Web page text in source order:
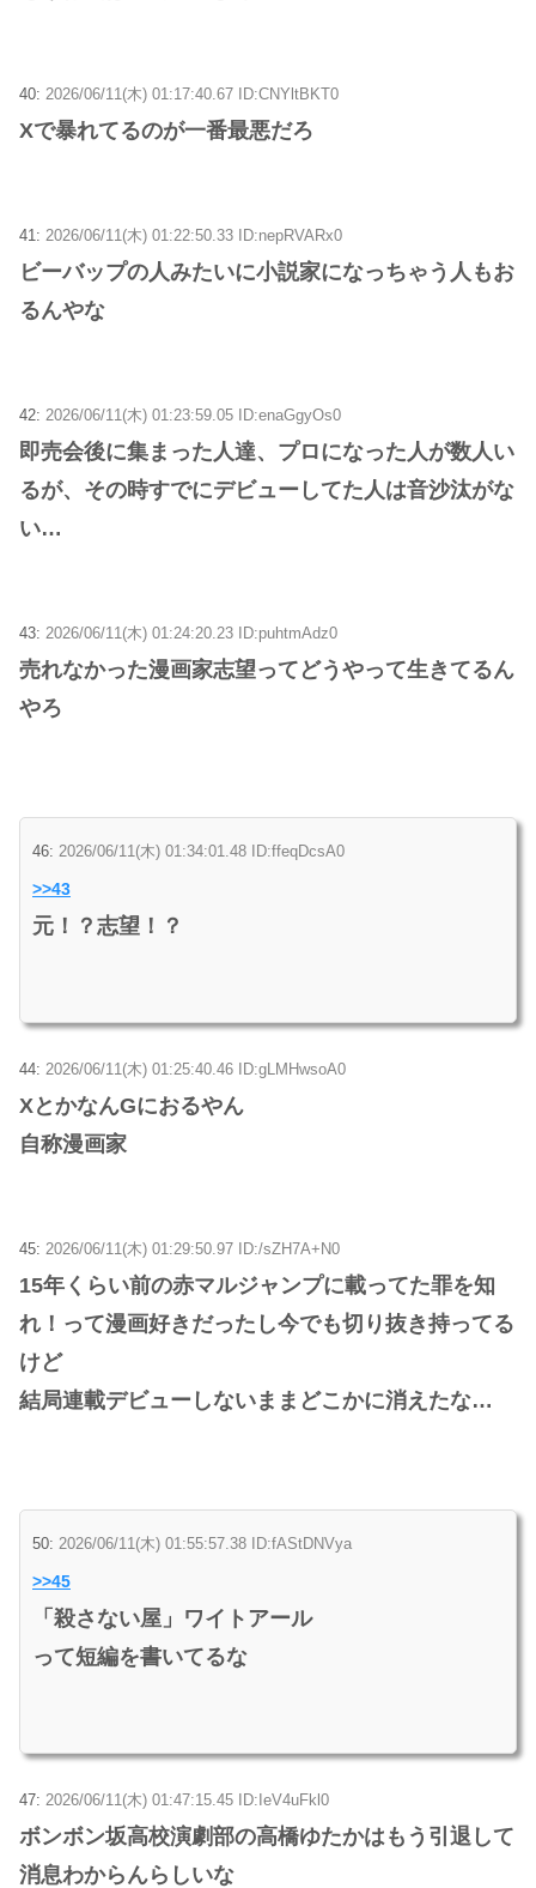
40: 2026/06/11(木) 01:17:40.67 ID:CNYltBKT0
Xで暴れてるのが一番最悪だろ
41: 2026/06/11(木) 01:22:50.33 ID:nepRVARx0
ビーバップの人みたいに小説家になっちゃう人もお
るんやな
42: 2026/06/11(木) 01:23:59.05 ID:enaGgyOs0
即売会後に集まった人達、プロになった人が数人い
るが、その時すでにデビューしてた人は音沙汰がな
い…
43: 2026/06/11(木) 01:24:20.23 ID:puhtmAdz0
売れなかった漫画家志望ってどうやって生きてるん
やろ
46: 2026/06/11(木) 01:34:01.48 ID:ffeqDcsA0
>>43
元！？志望！？
44: 2026/06/11(木) 01:25:40.46 ID:gLMHwsoA0
XとかなんGにおるやん
自称漫画家
45: 2026/06/11(木) 01:29:50.97 ID:/sZH7A+N0
15年くらい前の赤マルジャンプに載ってた罪を知
れ！って漫画好きだったし今でも切り抜き持ってる
けど
結局連載デビューしないままどこかに消えたな…
50: 2026/06/11(木) 01:55:57.38 ID:fAStDNVya
>>45
「殺さない屋」ワイトアール
って短編を書いてるな
47: 2026/06/11(木) 01:47:15.45 ID:IeV4uFkl0
ボンボン坂高校演劇部の高橋ゆたかはもう引退して
消息わからんらしいな